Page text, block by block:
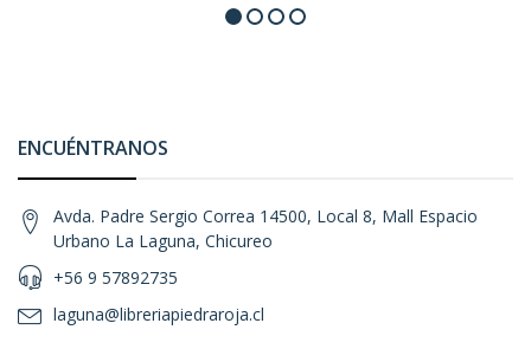
ENCUÉNTRANOS
Avda. Padre Sergio Correa 14500, Local 8, Mall Espacio
Urbano La Laguna, Chicureo
+56 9 57892735
laguna@libreriapiedraroja.cl